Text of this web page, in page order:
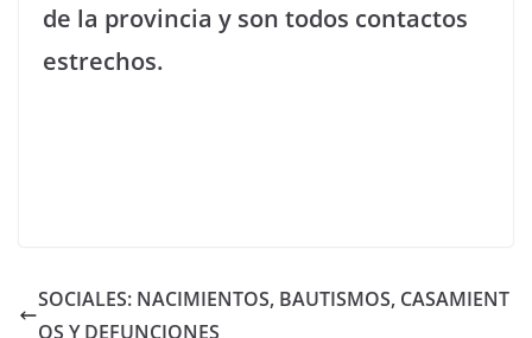
de la provincia y son todos contactos
estrechos.
SOCIALES: NACIMIENTOS, BAUTISMOS, CASAMIENT
OS Y DEFUNCIONES